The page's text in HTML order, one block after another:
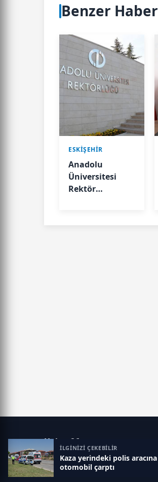
Benzer
ESKIŞEHIR
Anadolu
Üniversitesi
Rektör
İLGİNİZİ ÇEKEBİLİR
Kaza yerindeki polis aracına
otomobil çarptı
Haber 26
Doğru, güvenilir ve tarafsız